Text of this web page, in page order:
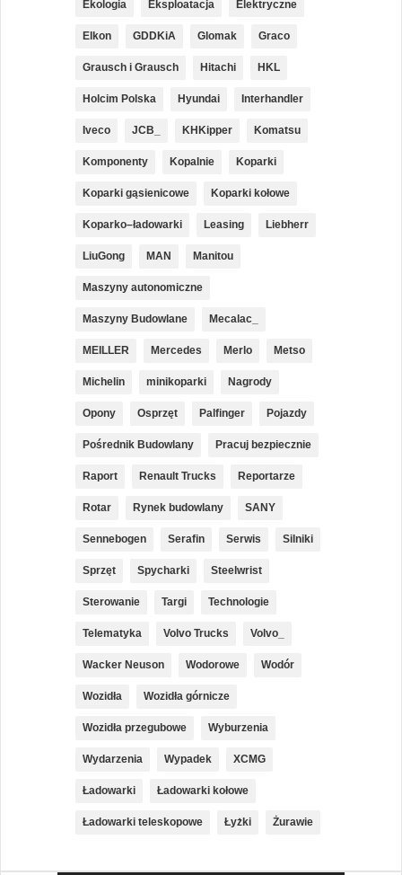
Ekologia Eksploatacja Elektryczne
Elkon GDDKiA Glomak Graco
Grausch i Grausch Hitachi HKL
Holcim Polska Hyundai Interhandler
Iveco JCB_ KHKipper Komatsu
Komponenty Kopalnie Koparki
Koparki gąsienicowe Koparki kołowe
Koparko–ładowarki Leasing Liebherr
LiuGong MAN Manitou
Maszyny autonomiczne
Maszyny Budowlane Mecalac_
MEILLER Mercedes Merlo Metso
Michelin minikoparki Nagrody
Opony Osprzęt Palfinger Pojazdy
Pośrednik Budowlany Pracuj bezpiecznie
Raport Renault Trucks Reportarze
Rotar Rynek budowlany SANY
Sennebogen Serafin Serwis Silniki
Sprzęt Spycharki Steelwrist
Sterowanie Targi Technologie
Telematyka Volvo Trucks Volvo_
Wacker Neuson Wodorowe Wodór
Wozidła Wozidła górnicze
Wozidła przegubowe Wyburzenia
Wydarzenia Wypadek XCMG
Ładowarki Ładowarki kołowe
Ładowarki teleskopowe Łyżki Żurawie